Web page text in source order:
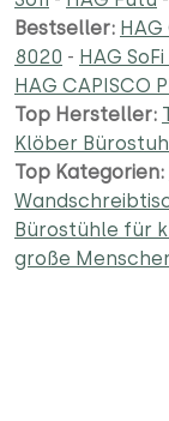
Bestseller:
8020 - HAG
HAG CAPISCO
Top Hersteller:
Klöber
Top Kategorien:
Bürostühle für
große